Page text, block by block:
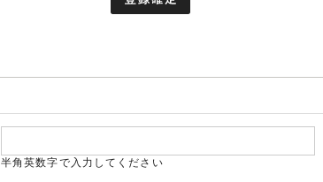
半角英数字で入力してください